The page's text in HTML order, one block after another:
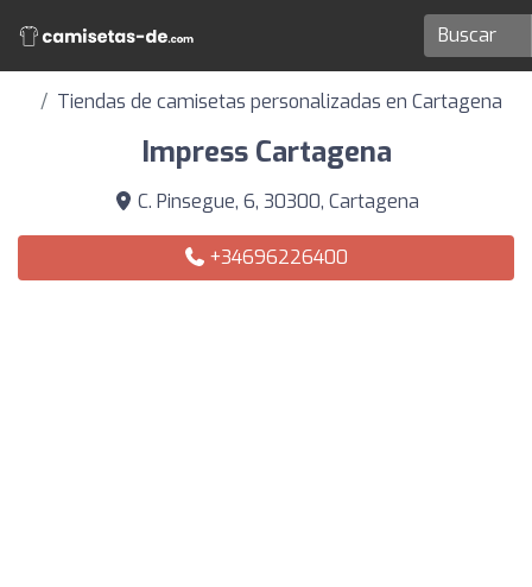
Tiendas de camisetas personalizadas en Cartagena
Impress Cartagena
C. Pinsegue, 6, 30300, Cartagena
+34696226400